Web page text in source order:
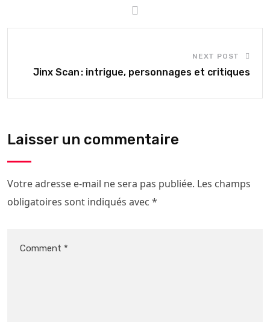
NEXT POST
Jinx Scan : intrigue, personnages et critiques
Laisser un commentaire
Votre adresse e-mail ne sera pas publiée. Les champs
obligatoires sont indiqués avec *